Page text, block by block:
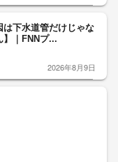
下水道管だけじゃな
】｜FNNプ...
2026年8月9日